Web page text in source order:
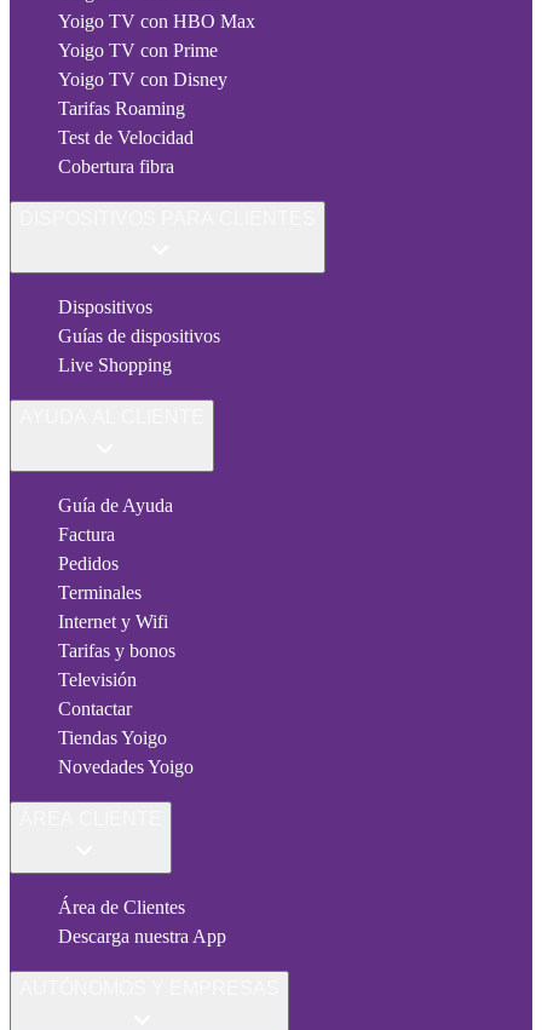
Yoigo TV con HBO Max
Yoigo TV con Prime
Yoigo TV con Disney
Tarifas Roaming
Test de Velocidad
Cobertura fibra
Dispositivos
Guías de dispositivos
Live Shopping
Guía de Ayuda
Factura
Pedidos
Terminales
Internet y Wifi
Tarifas y bonos
Televisión
Contactar
Tiendas Yoigo
Novedades Yoigo
Área de Clientes
Descarga nuestra App